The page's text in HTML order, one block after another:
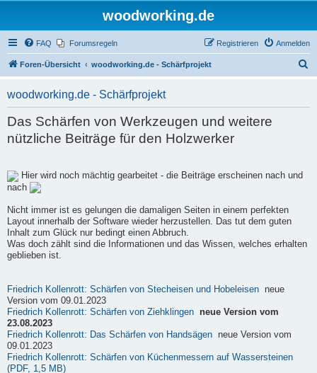
woodworking.de
FAQ Forumsregeln Anmelden
Registrieren
Foren-Übersicht woodworking.de - Schärfprojekt
woodworking.de - Schärfprojekt
Das Schärfen von Werkzeugen und weitere
nützliche Beiträge für den Holzwerker
Hier wird noch mächtig gearbeitet - die Beiträge erscheinen nach und
nach
Nicht immer ist es gelungen die damaligen Seiten in einem perfekten
Layout innerhalb der Software wieder herzustellen. Das tut dem guten
Inhalt zum Glück nur bedingt einen Abbruch.
Was doch zählt sind die Informationen und das Wissen, welches erhalten
geblieben ist.
Friedrich Kollenrott: Schärfen von Stecheisen und Hobeleisen neue
Version vom 09.01.2023
Friedrich Kollenrott: Schärfen von Ziehklingen
neue Version vom
23.08.2023
Friedrich Kollenrott: Das Schärfen von Handsägen neue Version vom
09.01.2023
Friedrich Kollenrott: Schärfen von Küchenmessern auf Wassersteinen
(PDF, 1,5 MB)